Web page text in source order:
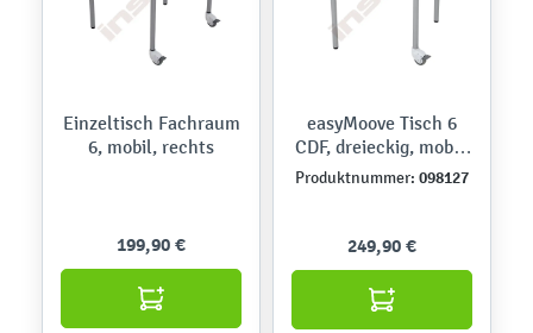
Einzeltisch Fachraum
6, mobil, rechts
199,90 €
easyMoove Tisch 6
CDF, dreieckig, mobil,
Seite 70 cm, TH 76 cm
Produktnummer: 098127
249,90 €